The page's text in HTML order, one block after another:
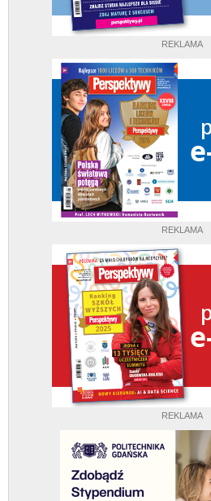
REKLAMA
REKLAMA
REKLAMA